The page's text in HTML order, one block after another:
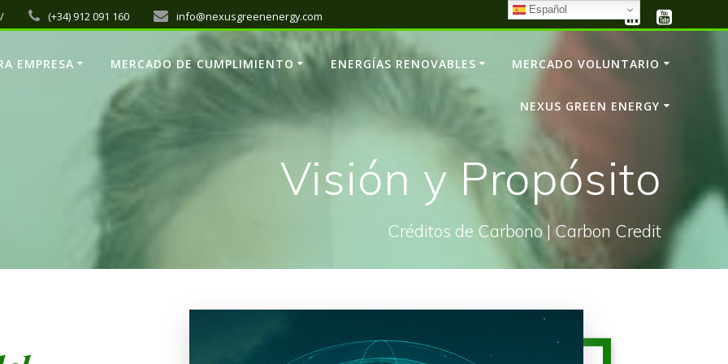
(+34) 912 091 160 info@nexusgreenenergy.com
EMPRESA MERCADO DE CUMPLIMIENTO ENERGÍAS RENOVABLES MERCADO VOLUNTARIO
NEXUS GREEN ENERGY
Visión y Propósito
Créditos de Carbono | Carbon Credit
Español